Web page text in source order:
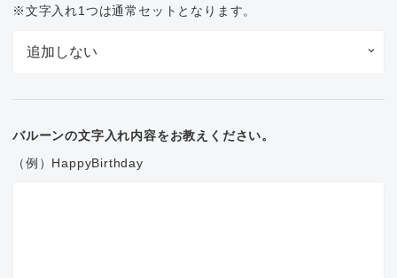
※文字入れ1つは通常セットとなります。
バルーンの文字入れ内容をお教えください。
（例）HappyBirthday